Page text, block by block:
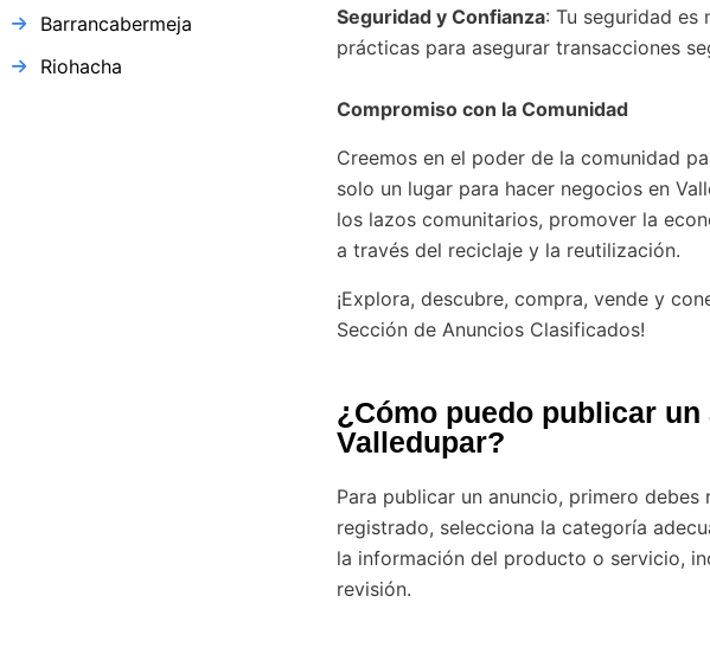
Barrancabermeja
Riohacha
Seguridad y Confianza: Tu seguridad es
prácticas para asegurar transacciones
Compromiso con la Comunidad
Creemos en el poder de la comunidad
solo un lugar para hacer negocios en
los lazos comunitarios, promover la
a través del reciclaje y la reutilización.
¡Explora, descubre, compra, vende y
Sección de Anuncios Clasificados!
¿Cómo puedo publicar
Valledupar?
Para publicar un anuncio, primero
registrado, selecciona la categoría
la información del producto o servicio,
revisión.